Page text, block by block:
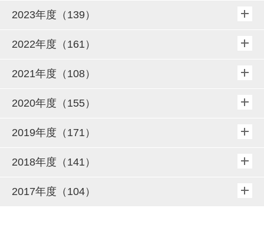
2023年度（139）
2022年度（161）
2021年度（108）
2020年度（155）
2019年度（171）
2018年度（141）
2017年度（104）